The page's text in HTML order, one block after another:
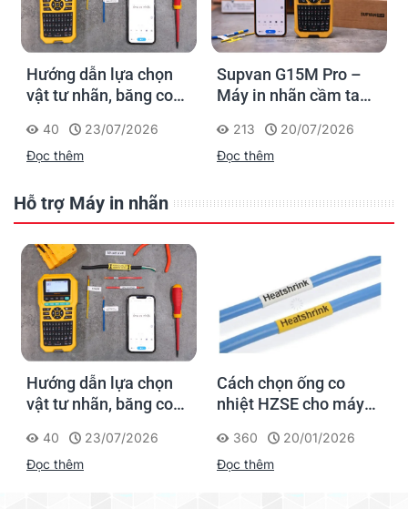
Hướng dẫn lựa chọn
vật tư nhãn, băng co
Supvan G15M Pro
40
23/07/2026
Đọc thêm
Supvan G15M Pro –
Máy in nhãn cầm tay
dấu một lần, tra cứu
trọn đời công trình
213
20/07/2026
Đọc thêm
Hỗ trợ Máy in nhãn
Hướng dẫn lựa chọn
vật tư nhãn, băng co
Supvan G15M Pro
40
23/07/2026
Đọc thêm
Cách chọn ống co
nhiệt HZSE cho máy in
360
20/01/2026
Đọc thêm